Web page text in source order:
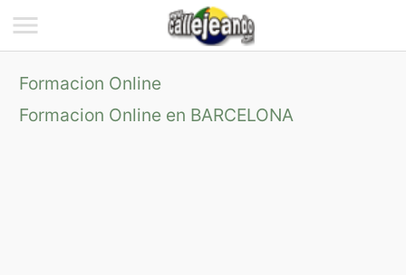
Formacion Online
Formacion Online en BARCELONA